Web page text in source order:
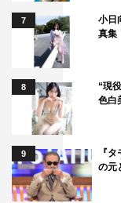
＜イベント情報＞
「第33回東京国際
2020年10月31日（
7
小日
真集
8
“現
色白
9
『
の元